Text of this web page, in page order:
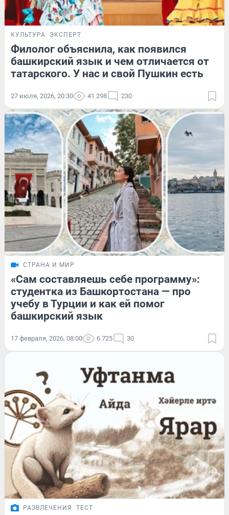
КУЛЬТУРА ЭКСПЕРТ
Филолог объяснила, как появился
башкирский язык и чем отличается от
татарского. У нас и свой Пушкин есть
27 июля, 2026, 20:30 41 298 230
СТРАНА И МИР
«Сам составляешь себе программу»:
студентка из Башкортостана — про
учебу в Турции и как ей помог
башкирский язык
17 февраля, 2026, 08:00 6 725 30
РАЗВЛЕЧЕНИЯ ТЕСТ